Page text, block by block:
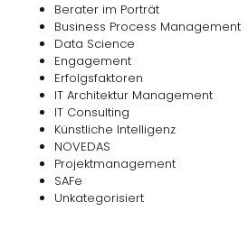
Berater im Porträt
Business Process Management
Data Science
Engagement
Erfolgsfaktoren
IT Architektur Management
IT Consulting
Künstliche Intelligenz
NOVEDAS
Projektmanagement
SAFe
Unkategorisiert